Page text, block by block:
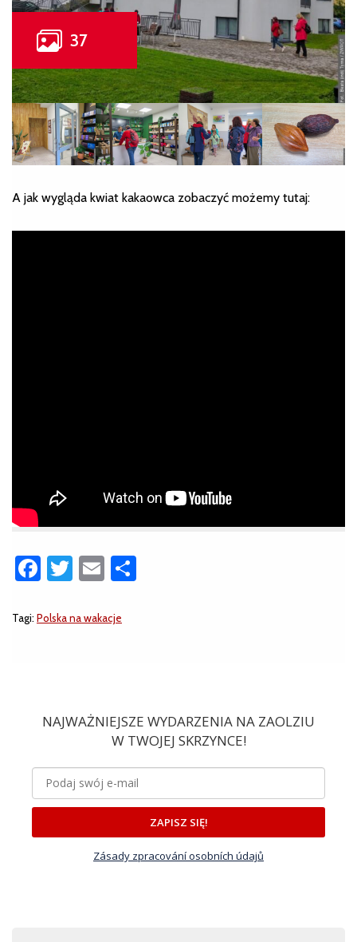
A jak wygląda kwiat kakaowca zobaczyć możemy tutaj:
Facebook
Twitter
Email
Tagi: Polska na wakacje
NAJWAŻNIEJSZE WYDARZENIA NA ZAOLZIU
W TWOJEJ SKRZYNCE!
ZAPISZ SIĘ!
Zásady zpracování osobních údajů